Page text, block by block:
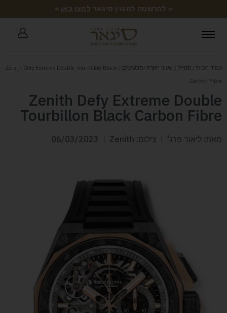
« להרשמה למגזין סיגאר לחצו כאן »
עמוד הבית / סטייל / שעוני יוקרה ותכשיטים
/ Zenith Defy Extreme Double Tourbillon Black
Carbon Fibre
Zenith Defy Extreme Double
Tourbillon Black Carbon Fibre
מאת: ליאור פרג' צילום: Zenith 06/03/2023